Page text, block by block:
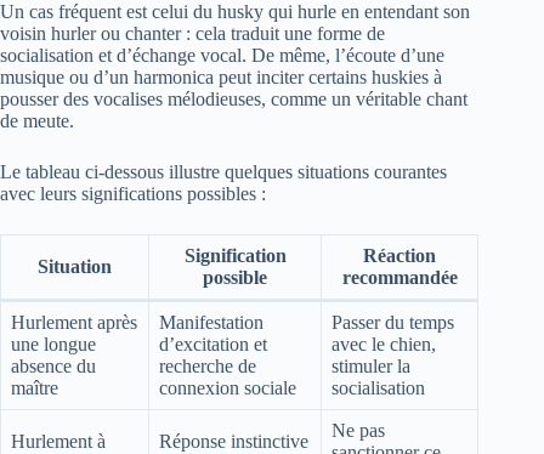
Un cas fréquent est celui du husky qui hurle en entendant son
voisin hurler ou chanter : cela traduit une forme de
socialisation et d’échange vocal. De même, l’écoute d’une
musique ou d’un harmonica peut inciter certains huskies à
pousser des vocalises mélodieuses, comme un véritable chant
de meute.
Le tableau ci-dessous illustre quelques situations courantes
avec leurs significations possibles :
Situation
Signification
possible
Réaction
recommandée
Hurlement après
une longue
absence du
maître
Manifestation
d’excitation et
recherche de
connexion sociale
Passer du temps
avec le chien,
stimuler la
socialisation
Hurlement à
Réponse instinctive
Ne pas